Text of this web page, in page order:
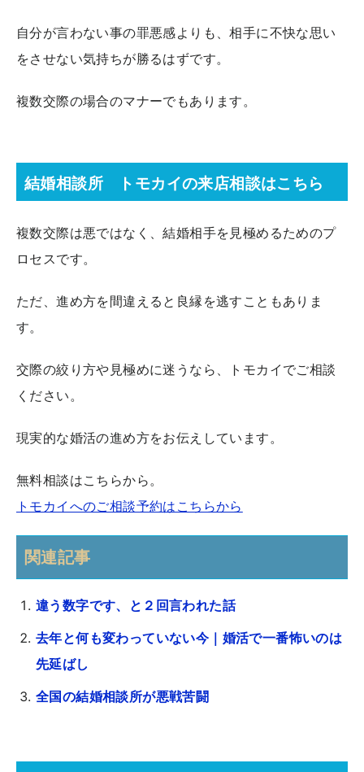
自分が言わない事の罪悪感よりも、相手に不快な思い
をさせない気持ちが勝るはずです。
複数交際の場合のマナーでもあります。
結婚相談所 トモカイの来店相談はこちら
複数交際は悪ではなく、結婚相手を見極めるためのプ
ロセスです。
ただ、進め方を間違えると良縁を逃すこともありま
す。
交際の絞り方や見極めに迷うなら、トモカイでご相談
ください。
現実的な婚活の進め方をお伝えしています。
無料相談はこちらから。
トモカイへのご相談予約はこちらから
関連記事
違う数字です、と２回言われた話
去年と何も変わっていない今｜婚活で一番怖いのは
先延ばし
全国の結婚相談所が悪戦苦闘